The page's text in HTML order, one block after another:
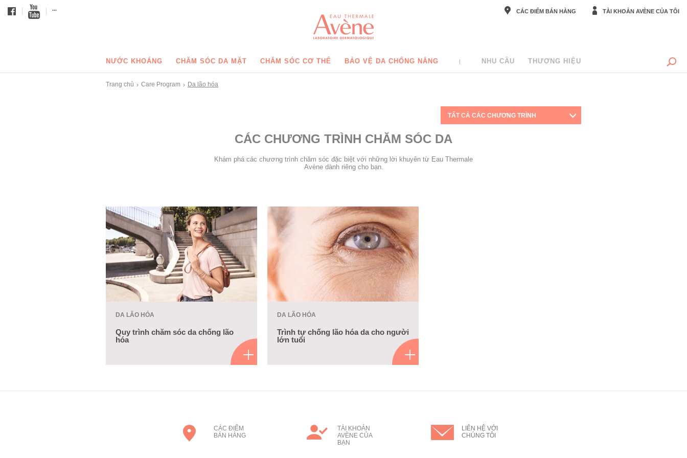
... CÁC ĐIỂM BÁN HÀNG TÀI KHOẢN AVÈNE CỦA TÔI
NƯỚC KHOÁNG CHĂM SÓC DA MẶT CHĂM SÓC CƠ THỂ BẢO VỆ DA CHỐNG NẮNG NHU CẦU THƯƠNG HIỆU
Trang chủ › Care Program › Da lão hóa
TẤT CẢ CÁC CHƯƠNG TRÌNH
CÁC CHƯƠNG TRÌNH CHĂM SÓC DA
Khám phá các chương trình chăm sóc đặc biệt với những lời khuyên từ Eau Thermale
Avène dành riêng cho bạn.
DA LÃO HÓA
Quy trình chăm sóc da chống lão
hóa
DA LÃO HÓA
Trình tự chống lão hóa da cho người
lớn tuổi
CÁC ĐIỂM
BÁN HÀNG
TÀI KHOẢN
AVÈNE CỦA
BẠN
LIÊN HỆ VỚI
CHÚNG TÔI